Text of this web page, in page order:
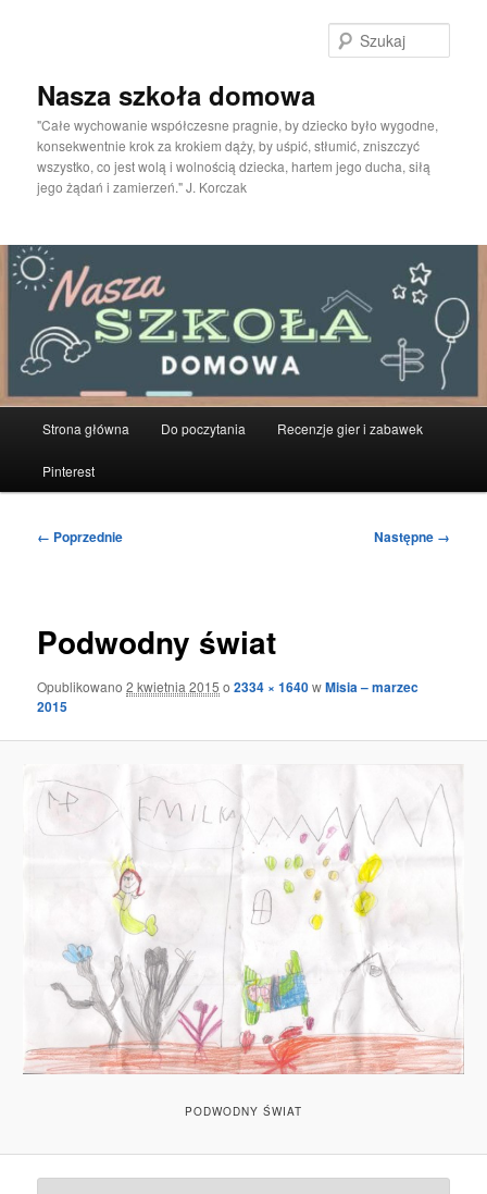
Nasza szkoła domowa
"Całe wychowanie współczesne pragnie, by dziecko było wygodne,
konsekwentnie krok za krokiem dąży, by uśpić, stłumić, zniszczyć
wszystko, co jest wolą i wolnością dziecka, hartem jego ducha, siłą
jego żądań i zamierzeń." J. Korczak
Strona główna Do poczytania Recenzje gier i zabawek
Pinterest
Nawigacja
← Poprzednie Następne →
Podwodny świat
Opublikowano2 kwietnia 2015 o2334 × 1640wMisia – marzec
2015
PODWODNY ŚWIAT